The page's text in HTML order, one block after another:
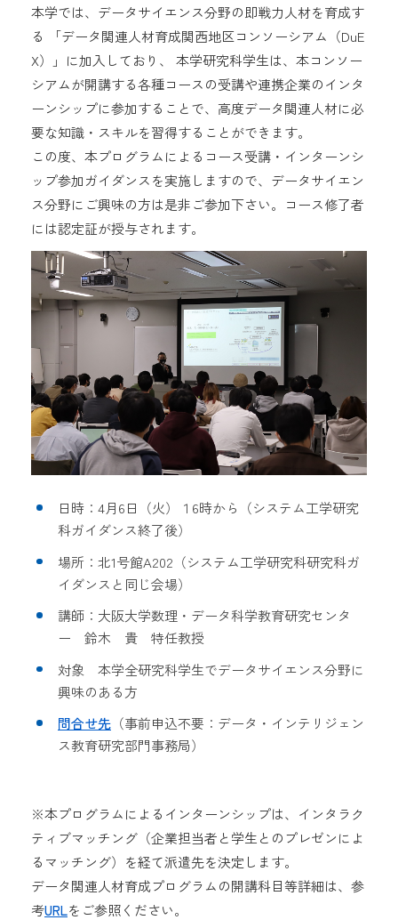
本学では、データサイエンス分野の即戦力人材を育成す
る 「データ関連人材育成関西地区コンソーシアム（DuE
X）」に加入しており、 本学研究科学生は、本コンソー
シアムが開講する各種コースの受講や連携企業のインタ
ーンシップに参加することで、高度データ関連人材に必
要な知識・スキルを習得することができます。
この度、本プログラムによるコース受講・インターンシ
ップ参加ガイダンスを実施しますので、データサイエン
ス分野にご興味の方は是非ご参加下さい。コース修了者
には認定証が授与されます。
日時：4月6日（火）１6時から（システム工学研究
科ガイダンス終了後）
場所：北1号館A202（システム工学研究科研究科ガ
イダンスと同じ会場）
講師：大阪大学数理・データ科学教育研究センタ
ー 鈴木 貴 特任教授
対象 本学全研究科学生でデータサイエンス分野に
興味のある方
問合せ先 （事前申込不要： データ・インテリジェン
ス教育研究部門事務局）
※本プログラムによるインターンシップは、インタラク
ティブマッチング（企業担当者と学生とのプレゼンによ
るマッチング）を経て派遣先を決定します。
データ関連人材育成プログラムの開講科目等詳細は、参
考URLをご参照ください。